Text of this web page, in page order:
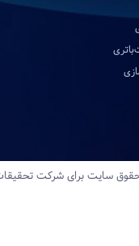
سایت برای شرکت